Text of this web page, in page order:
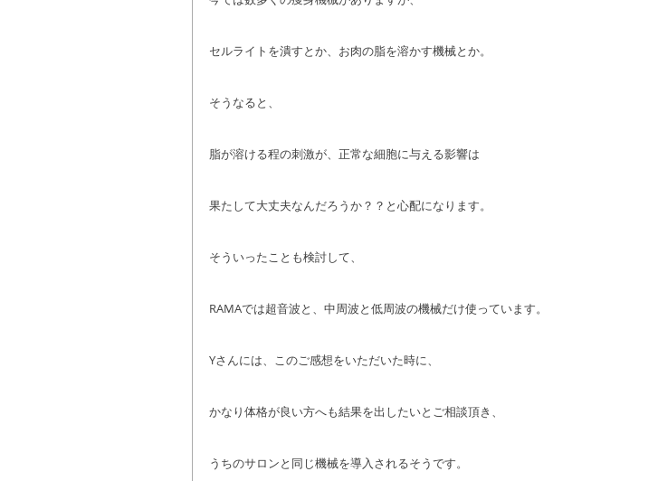
セルライトを潰すとか、お肉の脂を溶かす機械とか。
そうなると、
脂が溶ける程の刺激が、正常な細胞に与える影響は
果たして大丈夫なんだろうか？？と心配になります。
そういったことも検討して、
RAMAでは超音波と、中周波と低周波の機械だけ使っています。
Yさんには、このご感想をいただいた時に、
かなり体格が良い方へも結果を出したいとご相談頂き、
うちのサロンと同じ機械を導入されるそうです。